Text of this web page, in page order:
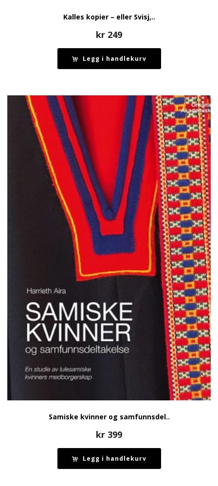
Kalles kopier – eller Svisj,..
kr 249
Legg i handlekurv
Samiske kvinner og samfunnsdel..
kr 399
Legg i handlekurv